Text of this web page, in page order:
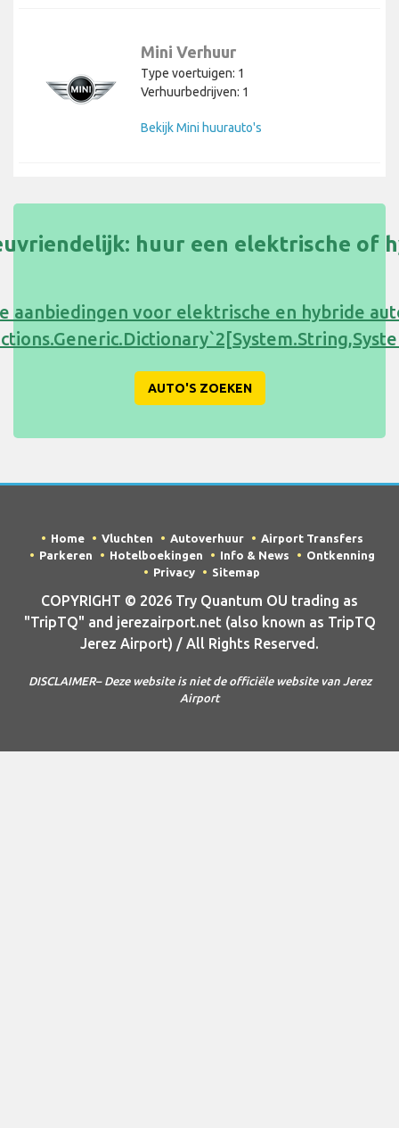
Mini Verhuur
Type voertuigen: 1
Verhuurbedrijven: 1
Bekijk Mini huurauto's
huur een elektrische of
aanbiedingen voor elektrische en hybride
AUTO'S ZOEKEN
Home Vluchten Autoverhuur
Airport Transfers
Parkeren
Hotelboekingen Info & News
Ontkenning
Privacy
Sitemap
COPYRIGHT © 2026 Try Quantum OU trading as
"TripTQ" and jerezairport.net (also known as TripTQ
Jerez Airport) / All Rights Reserved.
DISCLAIMER– Deze website is niet de officiële website van Jerez
Airport